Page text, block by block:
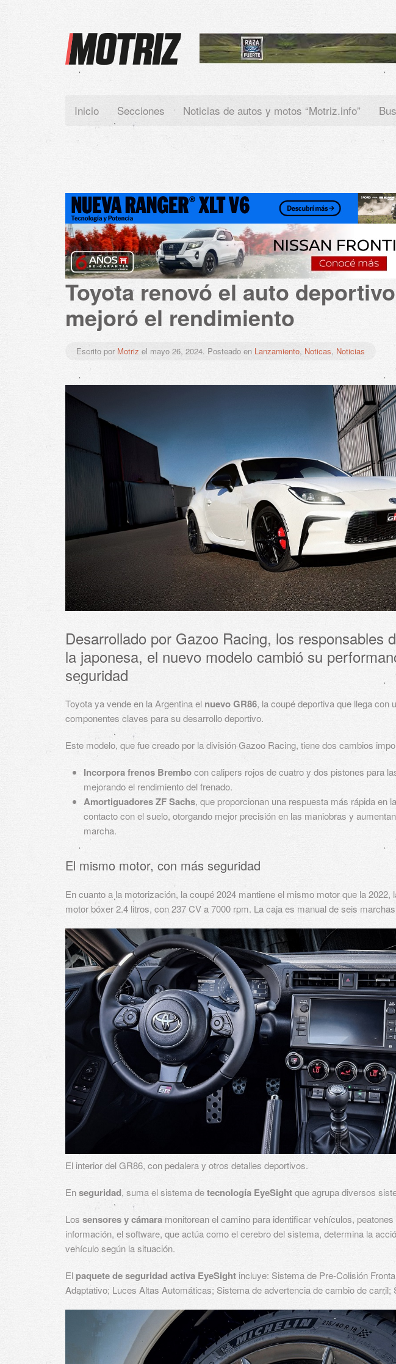
Inicio Secciones Noticias de autos y motos “Motriz.info”
Toyota renovó el auto
mejoró el rendimiento
Escrito por Motriz el mayo 26, 2024. Posteado en Lanzamiento, Noticas, Noticias
Desarrollado por Gazoo Racing, los responsables
la japonesa, el nuevo modelo cambió su
seguridad
Toyota ya vende en la Argentina el nuevo GR86, la coupé deportiva que llega con
componentes claves para su desarrollo deportivo.
Este modelo, que fue creado por la división Gazoo Racing, tiene dos cambios
Incorpora frenos Brembocon calipers rojos de cuatro y dos pistones para
mejorando el rendimiento del frenado.
Amortiguadores ZF Sachs, que proporcionan una respuesta más rápida en
contacto con el suelo, otorgando mejor precisión en las maniobras y
marcha.
El mismo motor, con más seguridad
En cuanto a la motorización, la coupé 2024 mantiene el mismo motor que la 2022,
motor bóxer 2.4 litros, con 237 CV a 7000 rpm. La caja es manual de seis
El interior del GR86, con pedalera y otros detalles deportivos.
Enseguridad, suma el sistema detecnología EyeSightque agrupa diversos
Los sensores y cámaramonitorean el camino para identificar vehículos,
información, el software, que actúa como el cerebro del sistema, determina la
vehículo según la situación.
Elpaquete de seguridad activa EyeSight incluye: Sistema de Pre-Colisión
Adaptativo; Luces Altas Automáticas; Sistema de advertencia de cambio de carril;